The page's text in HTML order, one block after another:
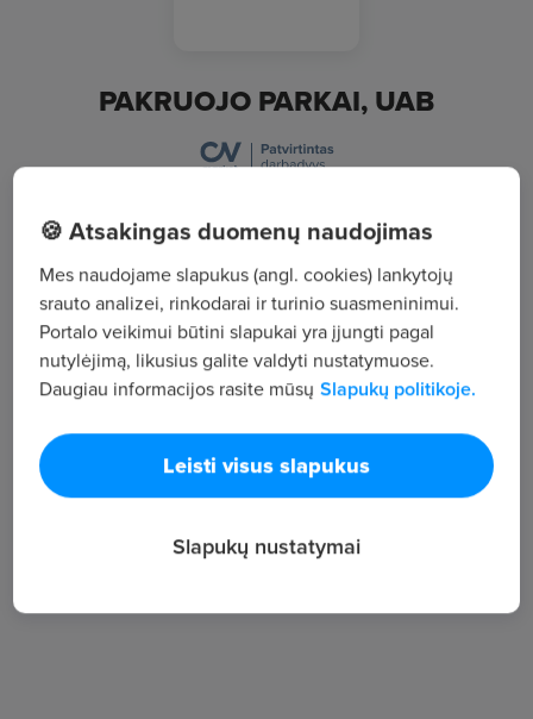
PAKRUOJO PARKAI, UAB
Žiūrėti visus skelbimus
Įmonės aprašymas
74
Vid. atlyginimas
🍪 Atsakingas duomenų naudojimas
Mes naudojame slapukus (angl. cookies) lankytojų
srauto analizei, rinkodarai ir turinio suasmeninimui.
Portalo veikimui būtini slapukai yra įjungti pagal
nutylėjimą, likusius galite valdyti nustatymuose.
Daugiau informacijos rasite mūsų Slapukų politikoje.
Leisti visus slapukus
Slapukų nustatymai